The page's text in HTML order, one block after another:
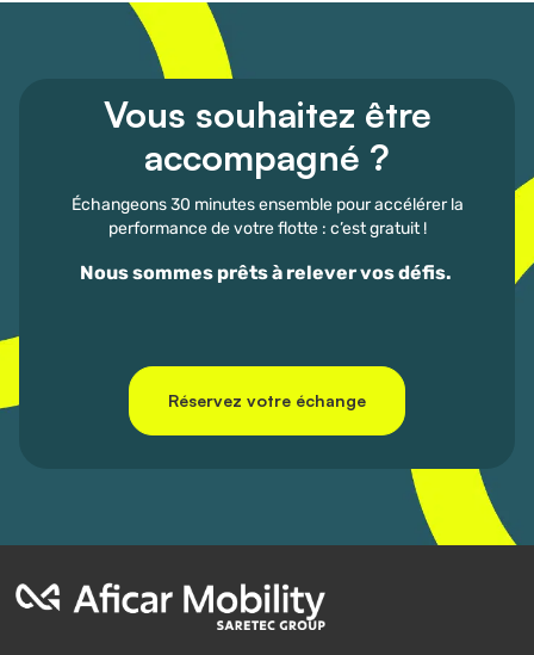
Vous souhaitez être
accompagné ?
Échangeons 30 minutes ensemble pour accélérer la
performance de votre flotte : c’est gratuit !
Nous sommes prêts à relever vos défis.
Réservez votre échange